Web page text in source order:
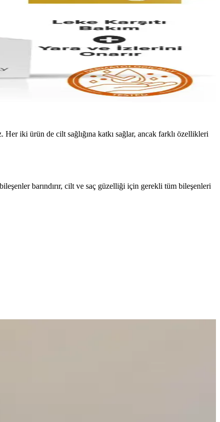
iki ürün de cilt sağlığına katkı sağlar, ancak farklı özellikleri
barındırır, cilt ve saç güzelliği için gerekli tüm bileşenleri
bu sorun azaltılabilir.
uygulanan tedavi yöntemleri detaylıca ele alınmaktadır.